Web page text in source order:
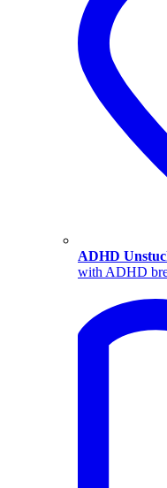
ADHD
with ADHD